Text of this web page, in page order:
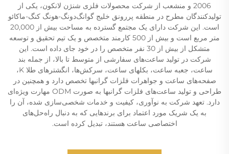
2006 و منشعب از شرکت محصولات فلزی شنژن لانکون، یکی از
تولیدکنندگان مطرح در منطقه پررونق خلیج گوانگ‌دونگ-هونگ کنگ-ماکائو
است. این شرکت دارای یک مجتمع گسترده به مساحت بیش از 20,000
متر مربع است و بیش از 500 کارمند متخصص و یک تیم تحقیق و توسعه
متشکل از بیش از 30 نفر متخصص را در خود جای داده است. این
شرکت در تولید ساعت‌های سفارشی از متوسط تا بالا، از جمله بند
ساعت، جعبه ساعت، بکلهای ساعت، سرکش‌ها، انگشترهای طلا K،
صفحه‌های ساعت و جواهرات فلزات گرانبها تخصص دارد و همچنین در
طراحی و تولید ساعت‌های فلزات گرانبها به صورت ODM مهارت ویژه‌ای
دارد. تعهد شرکت به نوآوری، کیفیت و خدمات شخصی‌سازی شده، آن را
به یک شریک مورد اعتماد برای برندهایی که به دنبال راه‌حل‌های
اختصاصی ساعت هستند، تبدیل کرده است.